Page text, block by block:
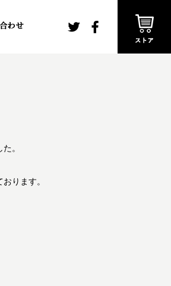
。
ります。